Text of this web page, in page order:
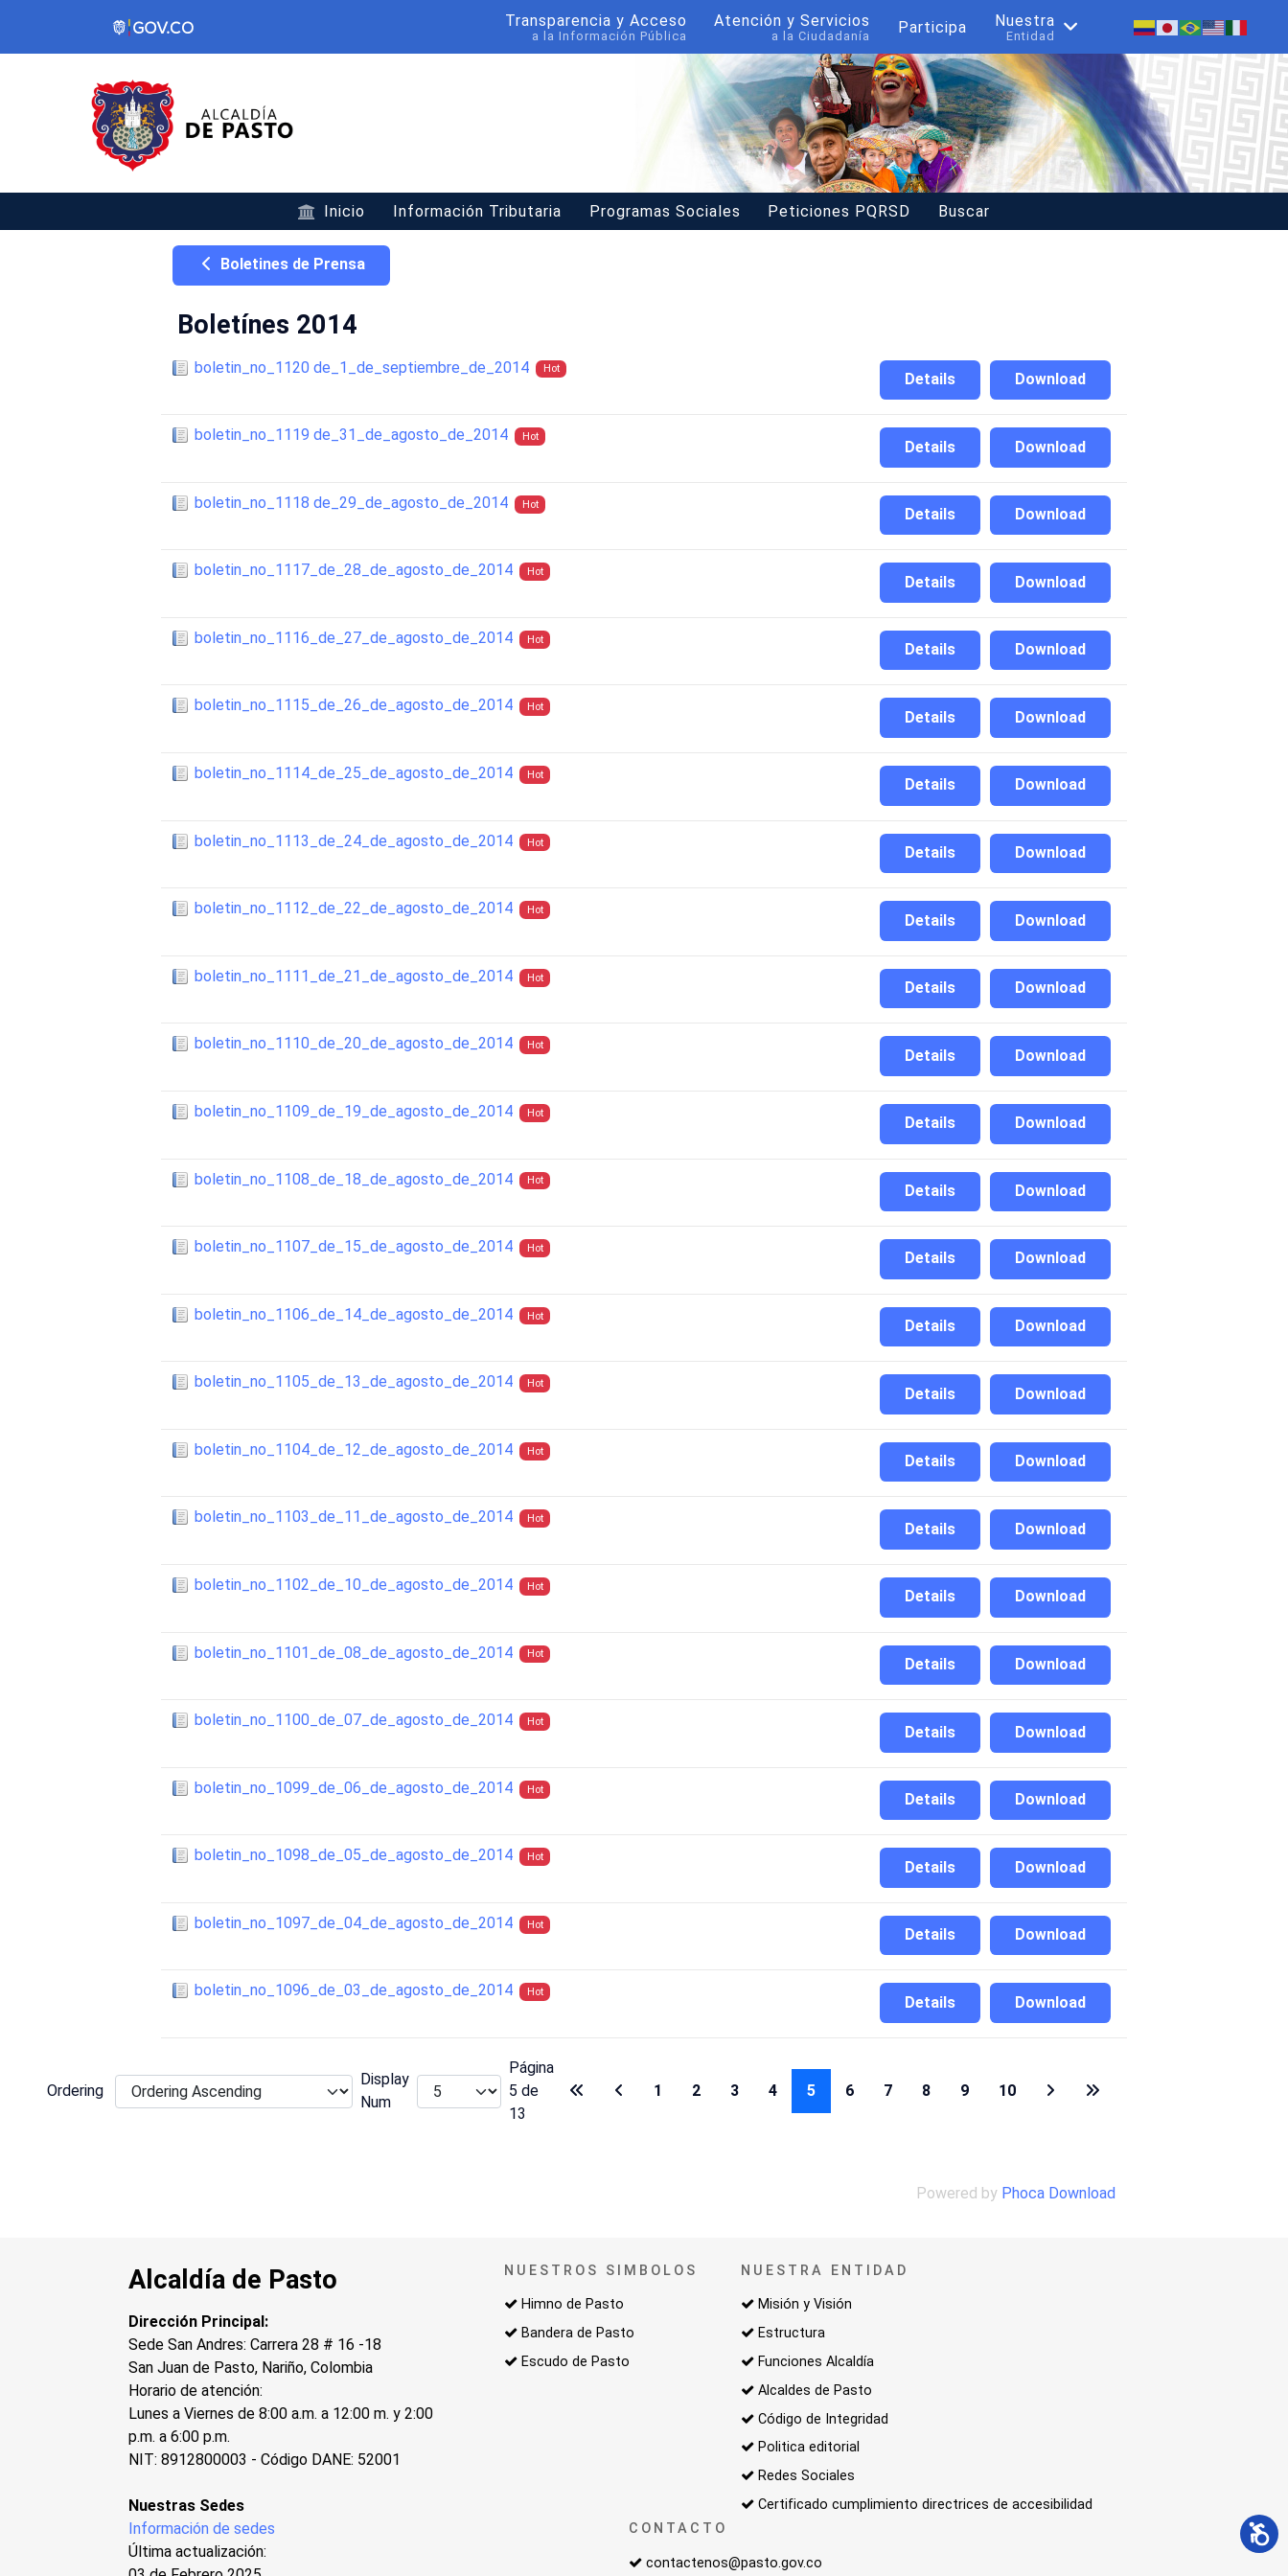
Transparencia y Acceso
a la Información Pública
Atención y Servicios
a la Ciudadanía Participa Nuestra
Entidad
Inicio Información Tributaria Programas Sociales Peticiones PQRSD Buscar
Boletines de Prensa
Boletínes 2014
boletin_no_1120 de_1_de_septiembre_de_2014 Hot
Download
Details
boletin_no_1119 de_31_de_agosto_de_2014 Hot
Download
Details
boletin_no_1118 de_29_de_agosto_de_2014 Hot
Download
Details
boletin_no_1117_de_28_de_agosto_de_2014 Hot
Download
Details
boletin_no_1116_de_27_de_agosto_de_2014 Hot
Download
Details
boletin_no_1115_de_26_de_agosto_de_2014 Hot
Download
Details
boletin_no_1114_de_25_de_agosto_de_2014 Hot
Download
Details
boletin_no_1113_de_24_de_agosto_de_2014 Hot
Download
Details
boletin_no_1112_de_22_de_agosto_de_2014 Hot
Download
Details
boletin_no_1111_de_21_de_agosto_de_2014 Hot
Download
Details
boletin_no_1110_de_20_de_agosto_de_2014 Hot
Download
Details
boletin_no_1109_de_19_de_agosto_de_2014 Hot
Download
Details
boletin_no_1108_de_18_de_agosto_de_2014 Hot
Download
Details
boletin_no_1107_de_15_de_agosto_de_2014 Hot
Download
Details
boletin_no_1106_de_14_de_agosto_de_2014 Hot
Download
Details
boletin_no_1105_de_13_de_agosto_de_2014 Hot
Download
Details
boletin_no_1104_de_12_de_agosto_de_2014 Hot
Download
Details
boletin_no_1103_de_11_de_agosto_de_2014 Hot
Download
Details
boletin_no_1102_de_10_de_agosto_de_2014 Hot
Download
Details
boletin_no_1101_de_08_de_agosto_de_2014 Hot
Download
Details
boletin_no_1100_de_07_de_agosto_de_2014 Hot
Download
Details
boletin_no_1099_de_06_de_agosto_de_2014 Hot
Download
Details
boletin_no_1098_de_05_de_agosto_de_2014 Hot
Download
Details
boletin_no_1097_de_04_de_agosto_de_2014 Hot
Download
Details
boletin_no_1096_de_03_de_agosto_de_2014 Hot
Download
Details
Ordering
Display
Num
Página
5 de
13
1 2 3 4 5 6 7 8 9 10
Powered by Phoca Download
Alcaldía de Pasto
Dirección Principal:
Sede San Andres: Carrera 28 # 16 -18
San Juan de Pasto, Nariño, Colombia
Horario de atención:
Lunes a Viernes de 8:00 a.m. a 12:00 m. y 2:00
p.m. a 6:00 p.m.
NIT: 8912800003 - Código DANE: 52001
Nuestras Sedes
Información de sedes
Última actualización:
NUESTROS SIMBOLOS
Himno de Pasto
Bandera de Pasto
Escudo de Pasto
NUESTRA ENTIDAD
Misión y Visión
Estructura
Funciones Alcaldía
Alcaldes de Pasto
Código de Integridad
Politica editorial
Redes Sociales
Certificado cumplimiento directrices de accesibilidad
CONTACTO
contactenos@pasto.gov.co